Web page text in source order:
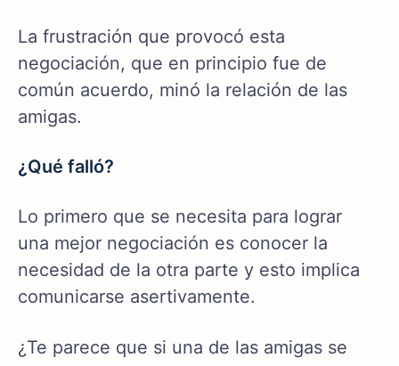
La frustración que provocó esta
negociación, que en principio fue de
común acuerdo, minó la relación de las
amigas.
¿Qué falló?
Lo primero que se necesita para lograr
una mejor negociación es conocer la
necesidad de la otra parte y esto implica
comunicarse asertivamente.
¿Te parece que si una de las amigas se